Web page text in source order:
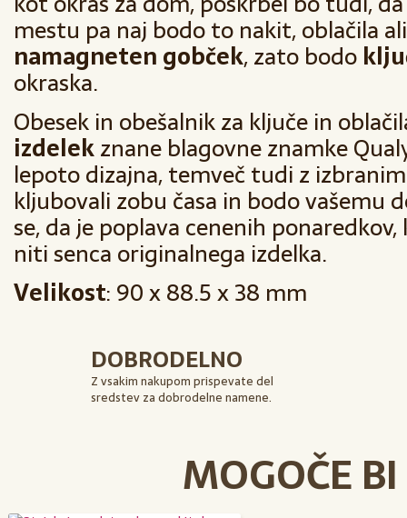
mestu pa naj bodo to nakit, oblačila
namagneten gobček, zato bodo
okraska.
Obesek in obešalnik za ključe in
izdelekznane blagovne znamke
lepoto dizajna, temveč tudi z
kljubovali zobu časa in bodo vašemu
se, da je poplava cenenih
niti senca originalnega izdelka.
Velikost: 90 x 88.5 x 38 mm
DOBRODELNO
Z vsakim nakupom prispevate del
sredstev za dobrodelne namene.
MOGOČE